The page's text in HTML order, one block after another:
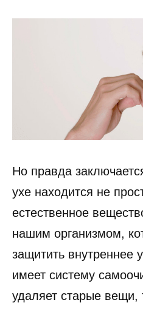
Но правда
ухе находится не
естественное
нашим организмом,
защитить внутреннее
имеет систему
удаляет старые вещи,